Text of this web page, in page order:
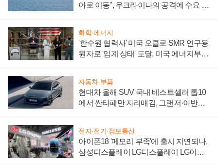
아로 이동", 우크라이나의 공격에 수요 늘
화학·에너지
'한수원 협력사' 미국 오클로 SMR 연구용
원자로 '임계 상태' 도달, 미국 에너지부
자동차·부품
현대차 올해 SUV 국내 베스트셀러 톱10
에서 싼타페만 자리매김, 그랜저·아반떼
전자·전기·정보통신
아이폰18 '메모리 부족'에 출시 지연되나,
삼성디스플레이 LG디스플레이 LG이노